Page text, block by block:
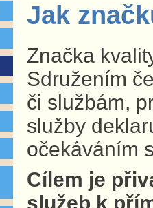
Jak
Značka
Sdružením
či službám,
služby
očekáváním
Cílem je
služeb k